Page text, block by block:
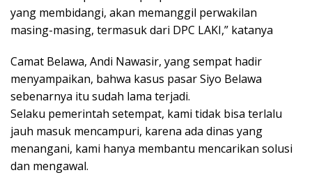
yang membidangi, akan memanggil perwakilan
masing-masing, termasuk dari DPC LAKI,” katanya
Camat Belawa, Andi Nawasir, yang sempat hadir
menyampaikan, bahwa kasus pasar Siyo Belawa
sebenarnya itu sudah lama terjadi.
Selaku pemerintah setempat, kami tidak bisa terlalu
jauh masuk mencampuri, karena ada dinas yang
menangani, kami hanya membantu mencarikan solusi
dan mengawal.